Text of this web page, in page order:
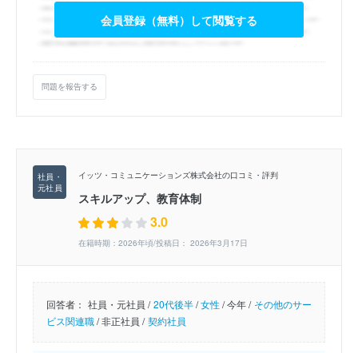
会員登録（無料）して閲覧する
問題を報告する
イッツ・コミュニケーションズ株式会社の口コミ・評判
スキルアップ、教育体制
3.0
在籍時期：2026年頃/投稿日： 2026年3月17日
回答者： 社員・元社員 / 20代後半/女性/今年 / その他のサー
ビス関連職/非正社員 / 契約社員